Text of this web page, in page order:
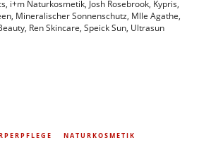
, i+m Naturkosmetik, Josh Rosebrook, Kypris,
, Mineralischer Sonnenschutz, Mlle Agathe,
, Ren Skincare, Speick Sun, Ultrasun
NATURKOSMETIK